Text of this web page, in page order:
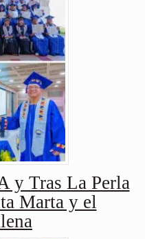
Tras La Perla
Marta y el